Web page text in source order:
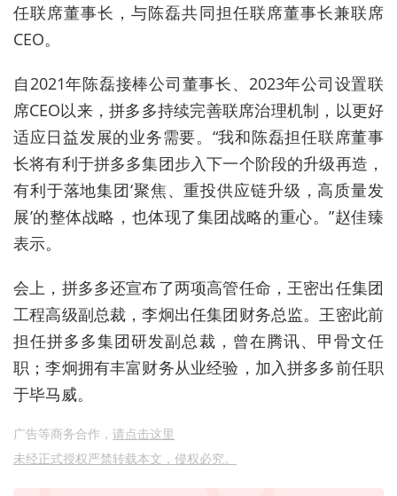
任联席董事长，与陈磊共同担任联席董事长兼联席
CEO。
自2021年陈磊接棒公司董事长、2023年公司设置联
席CEO以来，拼多多持续完善联席治理机制，以更好
适应日益发展的业务需要。“我和陈磊担任联席董事
长将有利于拼多多集团步入下一个阶段的升级再造，
有利于落地集团‘聚焦、重投供应链升级，高质量发
展’的整体战略，也体现了集团战略的重心。”赵佳臻
表示。
会上，拼多多还宣布了两项高管任命，王密出任集团
工程高级副总裁，李炯出任集团财务总监。王密此前
担任拼多多集团研发副总裁，曾在腾讯、甲骨文任
职；李炯拥有丰富财务从业经验，加入拼多多前任职
于毕马威。
广告等商务合作， 请点击这里
未经正式授权严禁转载本文，侵权必究。